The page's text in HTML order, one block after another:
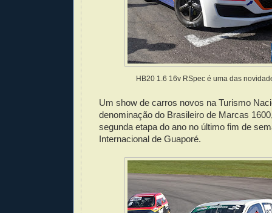
HB20 1.6 16v RSpec é uma das
Um show de carros novos na Turismo
denominação do Brasileiro de Marcas
segunda etapa do ano no último fim de
Internacional de Guaporé.